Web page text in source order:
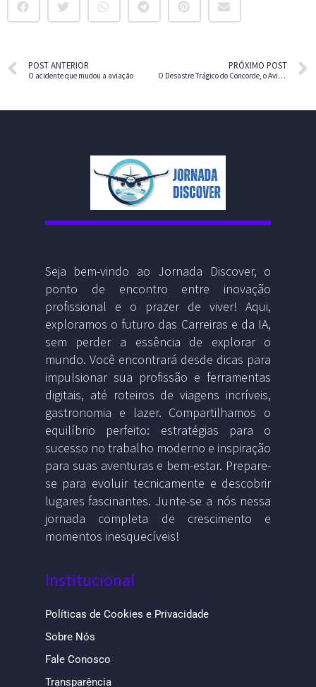
POST ANTERIOR
O acidente que mudou a aviação
PRÓXIMO POST
O Desastre Trágico do Concorde, o Avião Supersônico
Seja bem-vindo ao Jornada Discover, o
ponto de encontro entre inovação
profissional e o prazer de viver! Aqui,
exploramos o futuro das Carreiras e da IA,
sem perder a essência de explorar o
mundo. Você encontrará desde dicas para
impulsionar sua profissão e ferramentas
digitais, até roteiros de viagens incríveis,
gastronomia e lazer. Compartilhamos o
equilíbrio perfeito: estratégias para o
sucesso no trabalho moderno e inspiração
para suas aventuras e bem-estar. Prepare-
se para evoluir tecnicamente e descobrir
lugares fascinantes. Junte-se a nós nessa
jornada completa de crescimento e
momentos inesquecíveis!
Institucional
Políticas de Cookies e Privacidade
Sobre Nós
Fale Conosco
Transparência